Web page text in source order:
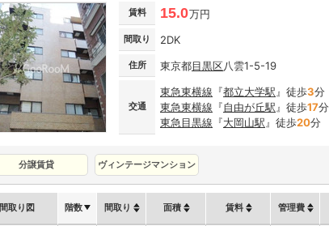
賃料 15.0万円
間取り 2DK
住所 東京都目黒区八雲1-5-19
交通
東急東横線 『都立大学駅 』徒歩3分
東急東横線 『自由が丘駅 』徒歩17分
東急目黒線 『大岡山駅 』徒歩20分
分譲賃貸 ヴィンテージマンション
間取り図 階数 間取り 面積 賃料 管理費